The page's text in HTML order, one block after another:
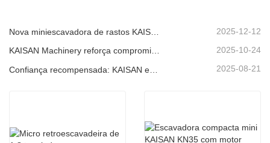
2025-12-12
KAISAN Machinery reforça compromisso de suporte global com missão técnica proativa em 2025-10-24
2025-08-21